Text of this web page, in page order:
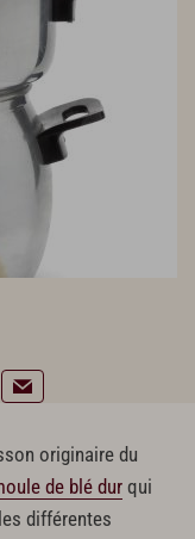
originaire du
de blé dur qui
différentes